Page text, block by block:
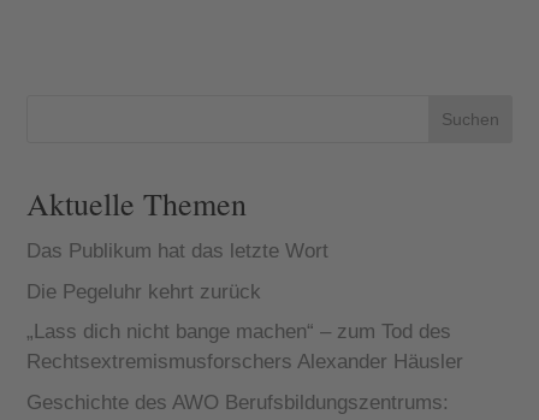
Kassel undSuchen
Aktuelle Themen
Das Publikum hat das letzte Wort
Die Pegeluhr kehrt zurück
„Lass dich nicht bange machen“ – zum Tod des
Rechtsextremismusforschers Alexander Häusler
Geschichte des AWO Berufsbildungszentrums: